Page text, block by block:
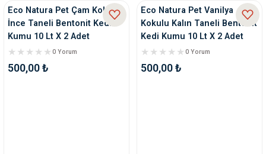
Eco Natura Pet Çam Kokulu
İnce Taneli Bentonit Kedi
Kumu 10 Lt X 2 Adet
0 Yorum
500,00 ₺
Eco Natura Pet Vanilya
Kokulu Kalın Taneli Bentonit
Kedi Kumu 10 Lt X 2 Adet
0 Yorum
500,00 ₺